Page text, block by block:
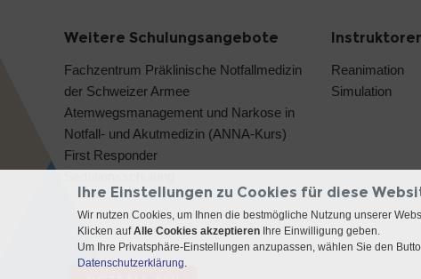
Weitere Schulungsangebote
Fachzentrum Präklinische Notfallmedizin
der Schweizer Armee
Atemwegsmanagement und Narkose in
Notfall- und Akutmedizin (ANNA-Kurs)
First Responder
Reanimation
Simulation
Ihre Einstellungen zu Cookies für diese
Wir nutzen Cookies, um Ihnen die bestmögliche Nutzung unserer
Klicken aufAlle Cookies akzeptieren Ihre Einwilligung geben.
Um Ihre Privatsphäre-Einstellungen anzupassen, wählen Sie den
Datenschutzerklärung.